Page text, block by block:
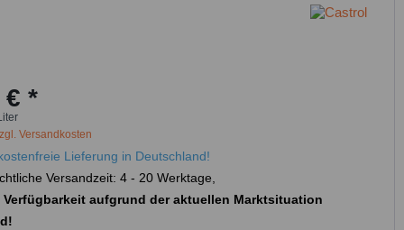
€ *
Versandkosten
Lieferung in Deutschland!
Versandzeit: 4 - 20 Werktage,
Verfügbarkeit aufgrund der aktuellen Marktsituation